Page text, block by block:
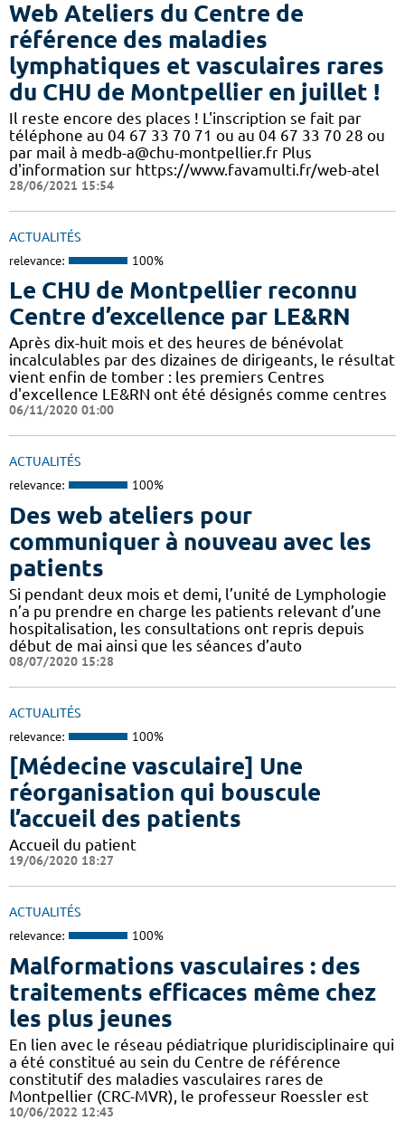
Web Ateliers du Centre de
référence des maladies
lymphatiques et vasculaires rares
du CHU de Montpellier en juillet !
Il reste encore des places ! L'inscription se fait par
téléphone au 04 67 33 70 71 ou au 04 67 33 70 28 ou
par mail à medb-a@chu-montpellier.fr Plus
d'information sur https://www.favamulti.fr/web-atel
28/06/2021 15:54
ACTUALITÉS
relevance: 100%
Le CHU de Montpellier reconnu
Centre d’excellence par LE&RN
Après dix-huit mois et des heures de bénévolat
incalculables par des dizaines de dirigeants, le résultat
vient enfin de tomber : les premiers Centres
d'excellence LE&RN ont été désignés comme centres
06/11/2020 01:00
ACTUALITÉS
relevance: 100%
Des web ateliers pour
communiquer à nouveau avec les
patients
Si pendant deux mois et demi, l’unité de Lymphologie
n’a pu prendre en charge les patients relevant d’une
hospitalisation, les consultations ont repris depuis
début de mai ainsi que les séances d’auto
08/07/2020 15:28
ACTUALITÉS
relevance: 100%
[Médecine vasculaire] Une
réorganisation qui bouscule
l’accueil des patients
Accueil du patient
19/06/2020 18:27
ACTUALITÉS
relevance: 100%
Malformations vasculaires : des
traitements efficaces même chez
les plus jeunes
En lien avec le réseau pédiatrique pluridisciplinaire qui
a été constitué au sein du Centre de référence
constitutif des maladies vasculaires rares de
Montpellier (CRC-MVR), le professeur Roessler est
10/06/2022 12:43